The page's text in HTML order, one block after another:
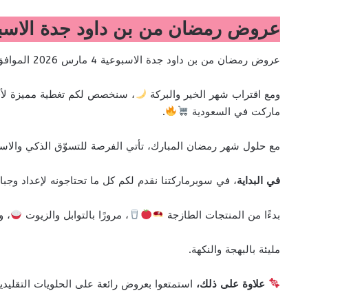
عروض رمضان من بن داود جدة الاسبوعية 4 مارس 2026 الموافق 15 رمضان 1447
عروض رمضان من بن داود جدة الاسبوعية 4 مارس 2026 الموافق 15 رمضان 1447 عروض شهر الخير
ومع اقتراب شهر الخير والبركة
، سنخصص لكم تغطية مميزة
ماركت في السعودية
.
مع حلول شهر رمضان المبارك، تأتي الفرصة للتسوّق الذكي
في البداية، في سوبرماركتنا نقدم لكم كل ما تحتاجونه لإعداد
بدءًا من المنتجات الطازجة ، مرورًا بالتوابل والزيوت ،
مليئة بالبهجة والنكهة.
علاوة على ذلك، استمتعوا بعروض رائعة على الحلويات